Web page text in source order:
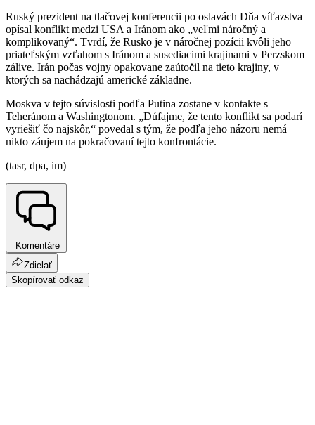
Ruský prezident na tlačovej konferencii po oslavách Dňa víťazstva
opísal konflikt medzi USA a Iránom ako „veľmi náročný a
komplikovaný“. Tvrdí, že Rusko je v náročnej pozícii kvôli jeho
priateľským vzťahom s Iránom a susediacimi krajinami v Perzskom
zálive. Irán počas vojny opakovane zaútočil na tieto krajiny, v
ktorých sa nachádzajú americké základne.
Moskva v tejto súvislosti podľa Putina zostane v kontakte s
Teheránom a Washingtonom. „Dúfajme, že tento konflikt sa podarí
vyriešiť čo najskôr,“ povedal s tým, že podľa jeho názoru nemá
nikto záujem na pokračovaní tejto konfrontácie.
(tasr, dpa, im)
Komentáre
Zdielať
Skopírovať odkaz